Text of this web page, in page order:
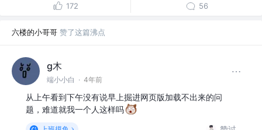
172 56
六楼的小哥哥 赞了这篇沸点
g木
端小小白 · 4年前
从上午看到下午没有说早上掘进网页版加载不出来的问
题，难道就我一个人这样吗